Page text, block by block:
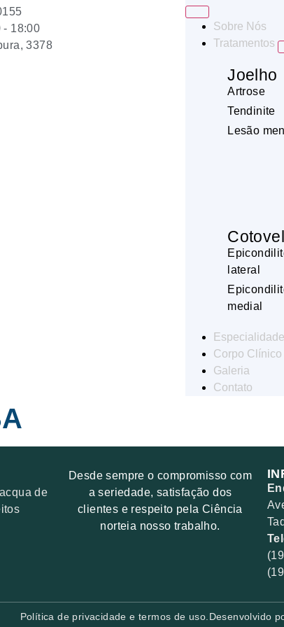
- 18:00
3378
Sobre Nós
Tratamentos
Joelho
Artrose
Tendinite
Lesão
lateral
medial
Corpo Clínico
Galeria
Contato
de
Desde sempre o compromisso com
a seriedade, satisfação dos
clientes e respeito pela Ciência
norteia nosso trabalho.
Política de privacidade e termos de uso. Desenvolvido